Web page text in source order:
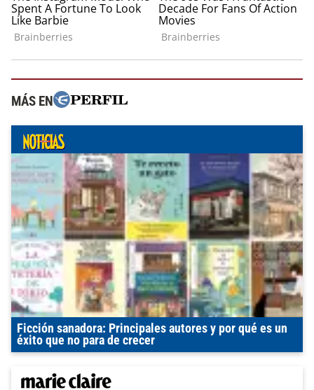
MÁS EN
Ficción sanadora: Principales autores y por qué es un
éxito que no para de crecer